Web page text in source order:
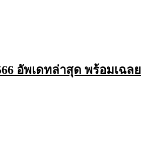
อัพเดทล่าสุด พร้อมเฉลย